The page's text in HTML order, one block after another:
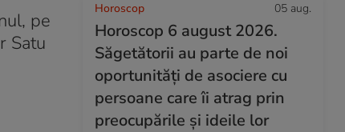
pe
Satu
Horoscop 05 aug.
Horoscop 6 august 2026.
Săgetătorii au parte de noi
oportunități de asociere cu
persoane care îi atrag prin
preocupările și ideile lor